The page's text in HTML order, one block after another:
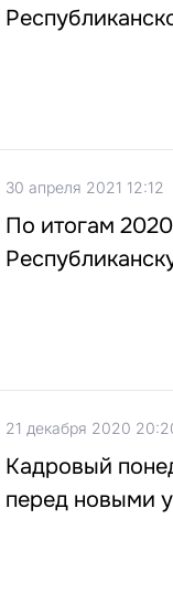
30 апреля 2021 12:12
По итогам
21 декабря 2020
Кадровый
перед новыми